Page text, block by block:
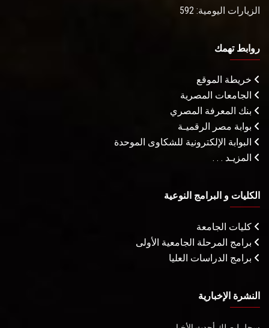
الزيارات اليومية: 592
روابط تهمك
خريطة الموقع
الجامعات المصرية
بنك المعرفة المصري
بوابة مصر الرقميـة
البوابة الإلكترونية للشكاوى الموحدة
المزيـد . . .
الكليات و البرامج النوعية
كليات الجامعة
برامج المرحلة الجامعية الأولى
برامج الدراسات العليا
النشرة الإخبارية